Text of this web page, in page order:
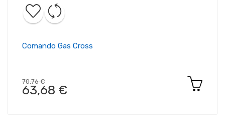
Comando Gas Cross
70,76 €
63,68 €